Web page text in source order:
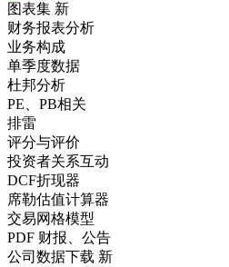
图表集 新
财务报表分析
业务构成
单季度数据
杜邦分析
PE、PB相关
排雷
评分与评价
投资者关系互动
DCF折现器
席勒估值计算器
交易网格模型
PDF 财报、公告
公司数据下载 新